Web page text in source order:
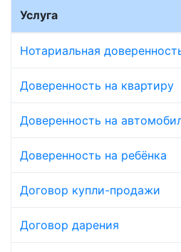
Услуга
Нотариальная
Доверенность на квартиру
Доверенность на
Доверенность на ребёнка
Договор купли-продажи
Договор дарения